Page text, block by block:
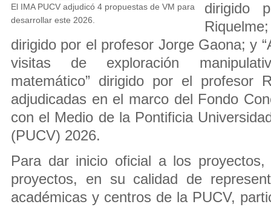
El IMA PUCV adjudicó 4 propuestas de VM para
desarrollar este 2026.
dirigido
dirigido por el profesor Jorge Gaona; y
visitas de exploración
matemático” dirigido por el profesor
adjudicadas en el marco del Fondo
con el Medio de la Pontificia
(PUCV) 2026.
Para dar inicio oficial a los
proyectos, en su calidad de
académicas y centros de la PUCV,